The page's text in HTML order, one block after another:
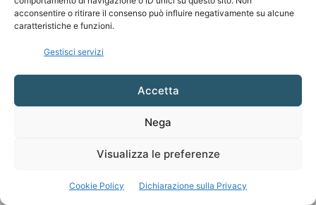
acconsentire o ritirare il consenso può influire negativamente su alcune
caratteristiche e funzioni.
Gestisci servizi
Accetta
Nega
Visualizza le preferenze
Cookie Policy Dichiarazione sulla Privacy